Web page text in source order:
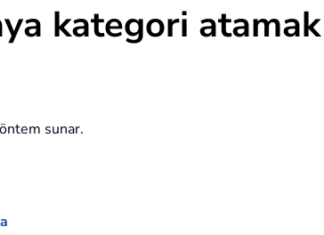
kategori atamak
sunar.